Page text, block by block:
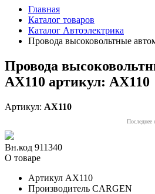
Главная
Каталог товаров
Каталог Автоэлектрика
Провода высоковольтные
Провода
AX110 артикул: AX110
Артикул: AX110
Последнее
Вн.код 911340
О товаре
Артикул AX110
Производитель CARGEN